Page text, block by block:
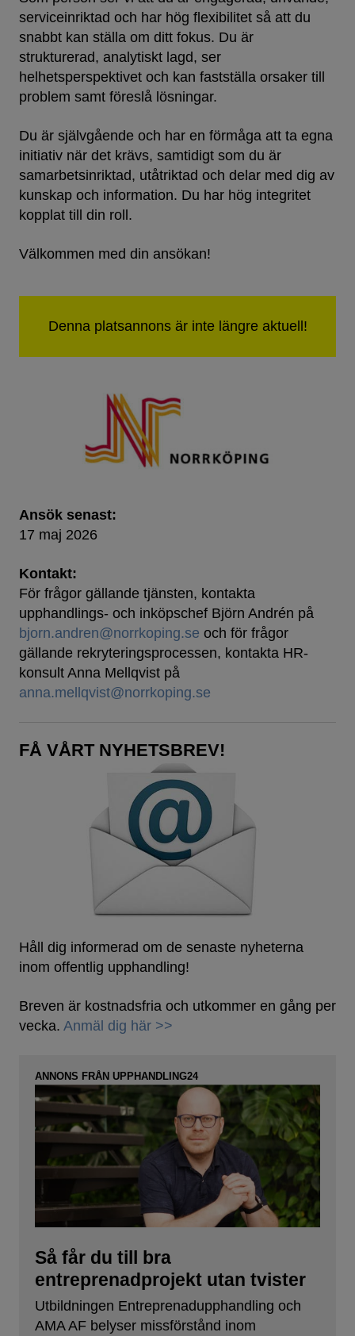
serviceinriktad och har hög flexibilitet så att du
snabbt kan ställa om ditt fokus. Du är
strukturerad, analytiskt lagd, ser
helhetsperspektivet och kan fastställa orsaker till
problem samt föreslå lösningar.
Du är självgående och har en förmåga att ta egna
initiativ när det krävs, samtidigt som du är
samarbetsinriktad, utåtriktad och delar med dig av
kunskap och information. Du har hög integritet
kopplat till din roll.
Välkommen med din ansökan!
Ansök senast:
17 maj 2026
Kontakt:
För frågor gällande tjänsten, kontakta
upphandlings- och inköpschef Björn Andrén på
bjorn.andren@norrkoping.se och för frågor
gällande rekryteringsprocessen, kontakta HR-
konsult Anna Mellqvist på
anna.mellqvist@norrkoping.se
FÅ VÅRT NYHETSBREV!
Håll dig informerad om de senaste nyheterna
inom offentlig upphandling!
Breven är kostnadsfria och utkommer en gång per
vecka. Anmäl dig här >>
ANNONS FRÅN UPPHANDLING24
Så får du till bra
entreprenadprojekt utan tvister
Utbildningen Entreprenadupphandling och
AMA AF belyser missförstånd inom